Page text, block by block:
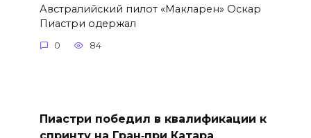
Австралийский пилот «Макларен» Оскар
Пиастри одержал
0 84
Пиастри победил в квалификации к
спринту на Гран‑при Катара